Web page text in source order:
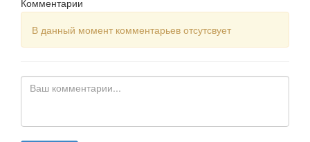
Комментарии
В данный момент комментарьев отсутсвует